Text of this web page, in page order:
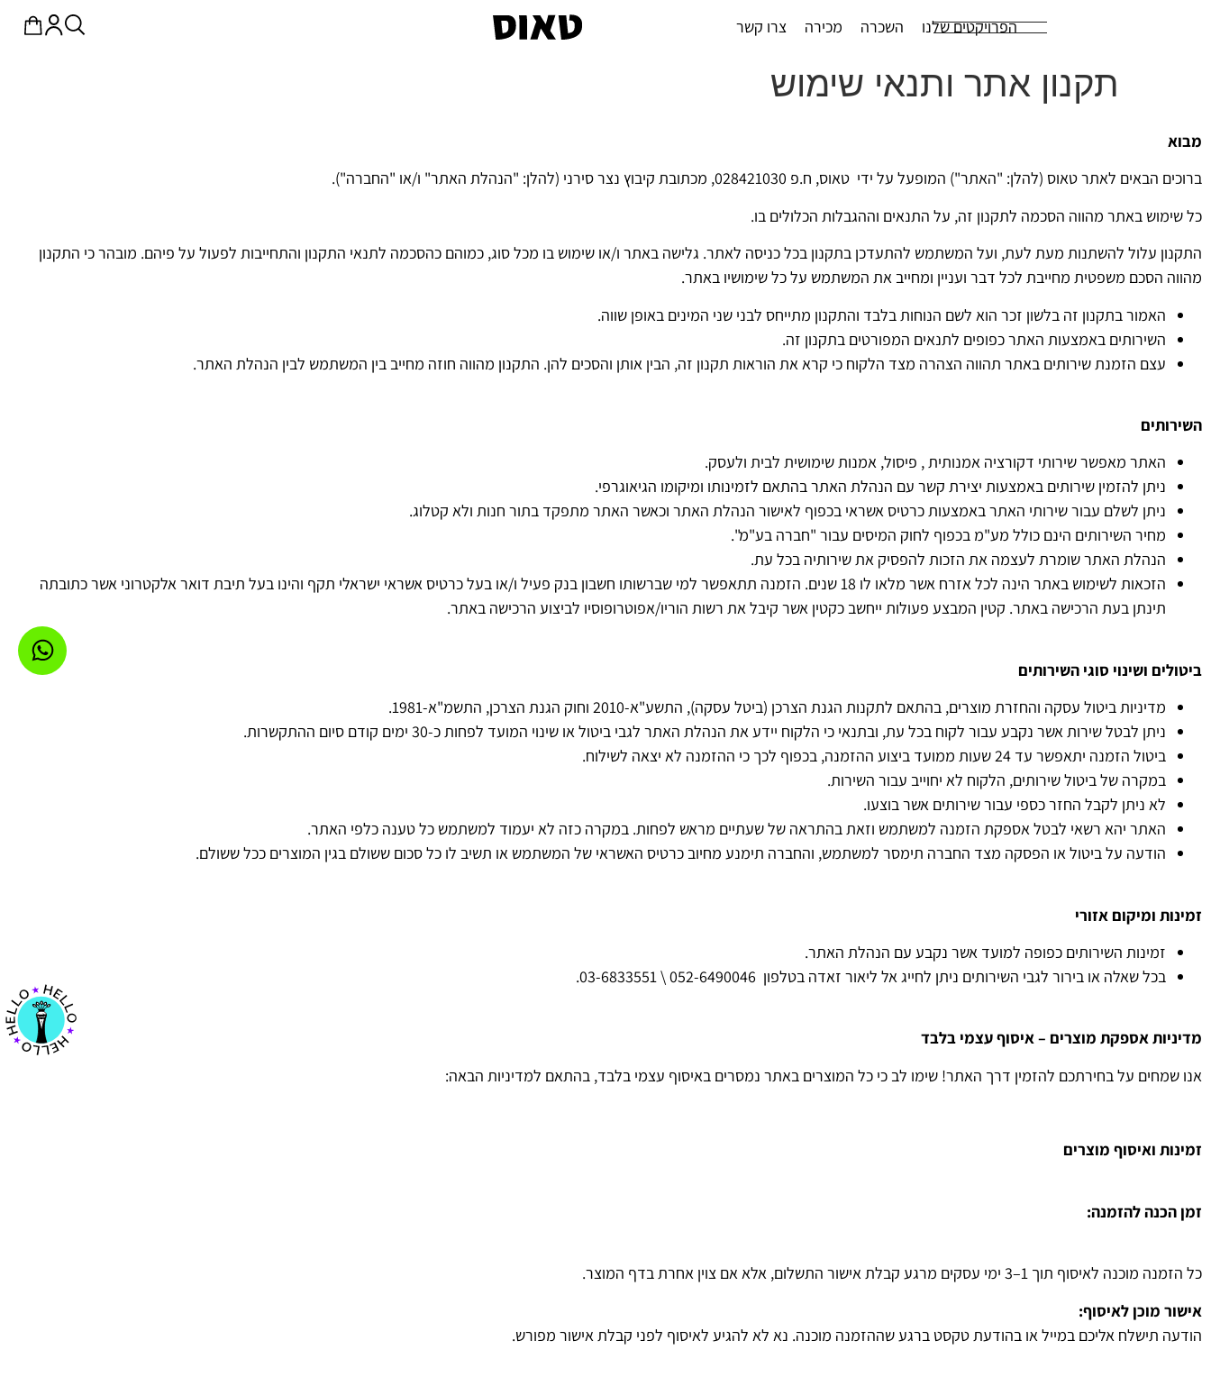
הפרויקטים שלנו השכרה מכירה צרו קשר
תקנון אתר ותנאי שימוש
מבוא
ברוכים הבאים לאתר טאוס (להלן: "האתר") המופעל על ידי טאוס, ח.פ 028421030, מכתובת קיבוץ נצר סירני (להלן: "הנהלת האתר" ו/או "החברה").
כל שימוש באתר מהווה הסכמה לתקנון זה, על התנאים וההגבלות הכלולים בו.
התקנון עלול להשתנות מעת לעת, ועל המשתמש להתעדכן בתקנון בכל כניסה לאתר. גלישה באתר ו/או שימוש בו מכל סוג, כמוהם כהסכמה לתנאי התקנון והתחייבות לפעול על פיהם. מובהר כי התקנון
מהווה הסכם משפטית מחייבת לכל דבר ועניין ומחייב את המשתמש על כל שימושיו באתר.
האמור בתקנון זה בלשון זכר הוא לשם הנוחות בלבד והתקנון מתייחס לבני שני המינים באופן שווה.
השירותים באמצעות האתר כפופים לתנאים המפורטים בתקנון זה.
עצם הזמנת שירותים באתר תהווה הצהרה מצד הלקוח כי קרא את הוראות תקנון זה, הבין אותן והסכים להן. התקנון מהווה חוזה מחייב בין המשתמש לבין הנהלת האתר.
השירותים
האתר מאפשר שירותי דקורציה אמנותית , פיסול, אמנות שימושית לבית ולעסק.
ניתן להזמין שירותים באמצעות יצירת קשר עם הנהלת האתר בהתאם לזמינותו ומיקומו הגיאוגרפי.
ניתן לשלם עבור שירותי האתר באמצעות כרטיס אשראי בכפוף לאישור הנהלת האתר וכאשר האתר מתפקד בתור חנות ולא קטלוג.
מחיר השירותים הינם כולל מע"מ בכפוף לחוק המיסים עבור "חברה בע"מ".
הנהלת האתר שומרת לעצמה את הזכות להפסיק את שירותיה בכל עת.
הזכאות לשימוש באתר הינה לכל אזרח אשר מלאו לו 18 שנים. הזמנה תתאפשר למי שברשותו חשבון בנק פעיל ו/או בעל כרטיס אשראי ישראלי תקף והינו בעל תיבת דואר אלקטרוני אשר כתובתה
תינתן בעת הרכישה באתר. קטין המבצע פעולות ייחשב כקטין אשר קיבל את רשות הוריו/אפוטרופוסיו לביצוע הרכישה באתר.
ביטולים ושינוי סוגי השירותים
מדיניות ביטול עסקה והחזרת מוצרים, בהתאם לתקנות הגנת הצרכן (ביטל עסקה), התשע"א-2010 וחוק הגנת הצרכן, התשמ"א-1981.
ניתן לבטל שירות אשר נקבע עבור לקוח בכל עת, ובתנאי כי הלקוח יידע את הנהלת האתר לגבי ביטול או שינוי המועד לפחות כ-30 ימים קודם סיום ההתקשרות.
ביטול הזמנה יתאפשר עד 24 שעות ממועד ביצוע ההזמנה, בכפוף לכך כי ההזמנה לא יצאה לשילוח.
במקרה של ביטול שירותים, הלקוח לא יחוייב עבור השירות.
לא ניתן לקבל החזר כספי עבור שירותים אשר בוצעו.
האתר יהא רשאי לבטל אספקת הזמנה למשתמש וזאת בהתראה של שעתיים מראש לפחות. במקרה כזה לא יעמוד למשתמש כל טענה כלפי האתר.
הודעה על ביטול או הפסקה מצד החברה תימסר למשתמש, והחברה תימנע מחיוב כרטיס האשראי של המשתמש או תשיב לו כל סכום ששולם בגין המוצרים ככל ששולם.
זמינות ומיקום אזורי
זמינות השירותים כפופה למועד אשר נקבע עם הנהלת האתר.
בכל שאלה או בירור לגבי השירותים ניתן לחייג אל ליאור זאדה בטלפון 052-6490046 \ 03-6833551.
מדיניות אספקת מוצרים – איסוף עצמי בלבד
אנו שמחים על בחירתכם להזמין דרך האתר! שימו לב כי כל המוצרים באתר נמסרים באיסוף עצמי בלבד, בהתאם למדיניות הבאה:
זמינות ואיסוף מוצרים
זמן הכנה להזמנה:
כל הזמנה מוכנה לאיסוף תוך 1–3 ימי עסקים מרגע קבלת אישור התשלום, אלא אם צוין אחרת בדף המוצר.
אישור מוכן לאיסוף:
הודעה תישלח אליכם במייל או בהודעת טקסט ברגע שההזמנה מוכנה. נא לא להגיע לאיסוף לפני קבלת אישור מפורש.